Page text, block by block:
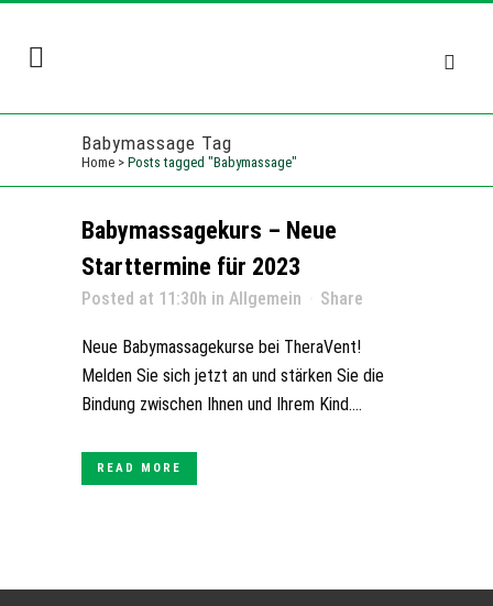
Babymassage Tag
Home > Posts tagged "Babymassage"
Babymassagekurs – Neue
Starttermine für 2023
Posted at 11:30h in Allgemein Share
Neue Babymassagekurse bei TheraVent!
Melden Sie sich jetzt an und stärken Sie die
Bindung zwischen Ihnen und Ihrem Kind....
READ MORE